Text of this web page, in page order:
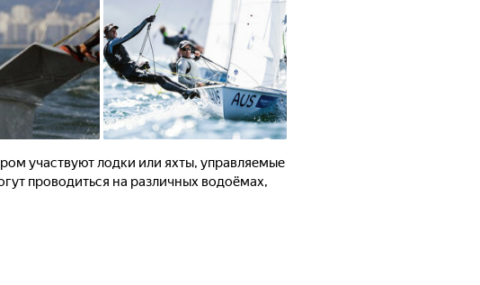
участвуют лодки или яхты, управляемые
проводиться на различных водоёмах,